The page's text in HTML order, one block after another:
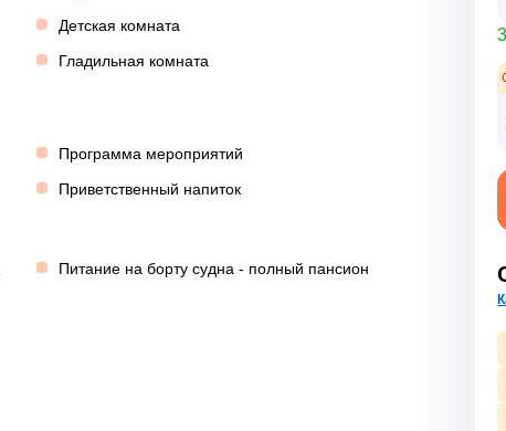
Детская комната
Гладильная комната
Программа мероприятий
Приветственный напиток
Питание на борту судна - полный пансион